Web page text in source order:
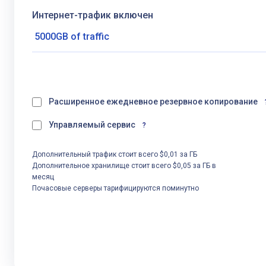
Интернет-трафик включен
Расширенное ежедневное резервное копирование
Управляемый сервис ?
Дополнительный трафик стоит всего $0,01 за ГБ
Дополнительное хранилище стоит всего $0,05 за ГБ в
месяц
Почасовые серверы тарифицируются поминутно